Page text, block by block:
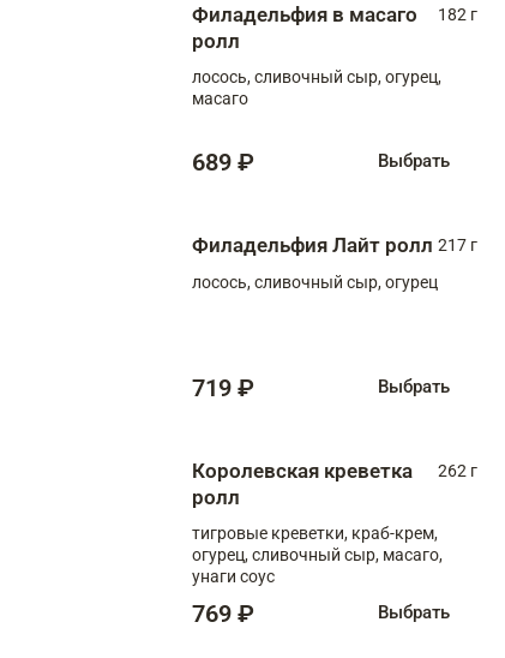
Филадельфия в масаго
ролл
182 г
лосось, сливочный сыр, огурец,
масаго
689 ₽ Выбрать
Филадельфия Лайт ролл 217 г
лосось, сливочный сыр, огурец
719 ₽ Выбрать
Королевская креветка
ролл
262 г
тигровые креветки, краб-крем,
огурец, сливочный сыр, масаго,
унаги соус
769 ₽ Выбрать